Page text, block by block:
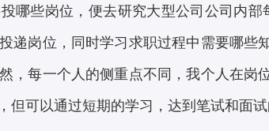
哪些岗位，便去研究大型公司公司内部
递岗位，同时学习求职过程中需要哪些
，每一个人的侧重点不同，我个人在岗
可以通过短期的学习，达到笔试和面试